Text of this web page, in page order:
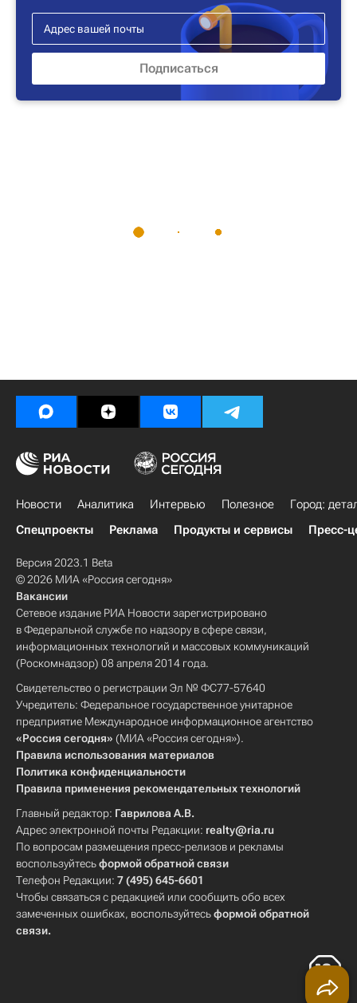
Новости Аналитика Интервью Полезное
Город:
Спецпроекты
Реклама Продукты и сервисы Пресс-
Версия 2023.1 Beta
© 2026 МИА «Россия сегодня»
Вакансии
Сетевое издание РИА Новости зарегистрировано
в Федеральной службе по надзору в сфере связи,
информационных технологий и массовых коммуникаций
(Роскомнадзор) 08 апреля 2014 года.
Свидетельство о регистрации Эл № ФС77-57640
Учредитель: Федеральное государственное унитарное
предприятие Международное информационное агентство
«Россия сегодня» (МИА «Россия сегодня»).
Правила использования материалов
Политика конфиденциальности
Правила применения рекомендательных технологий
Главный редактор: Гаврилова А.В.
Адрес электронной почты Редакции: realty@ria.ru
По вопросам размещения пресс-релизов и рекламы
воспользуйтесьформой обратной связи
Телефон Редакции: 7 (495) 645-6601
Чтобы связаться с редакцией или сообщить обо всех
замеченных ошибках, воспользуйтесьформой обратной
связи.